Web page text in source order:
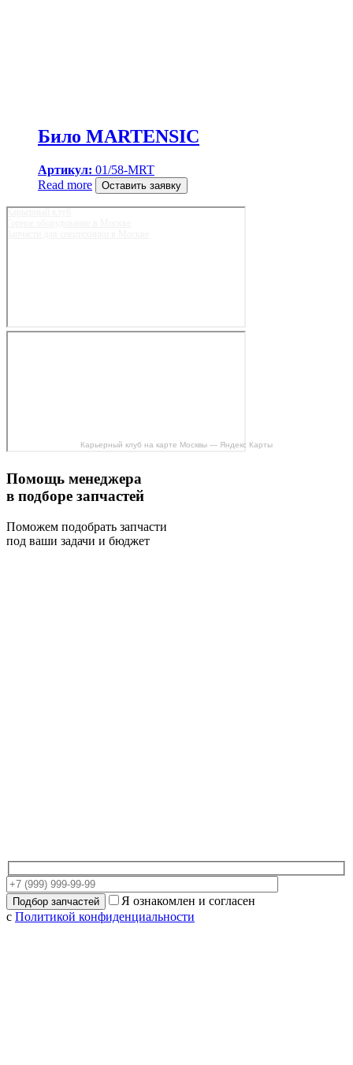
Било MARTENSIC
Артикул: 01/58-MRT
Read more
Оставить заявку
Карьерный клуб на карте Москвы — Яндекс Карты
Помощь менеджера
в подборе запчастей
Поможем подобрать запчасти
под ваши задачи и бюджет
Я ознакомлен и согласен
с Политикой конфиденциальности